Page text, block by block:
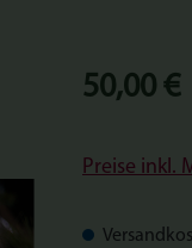
Regulärer
50,00 €
Preise inkl.